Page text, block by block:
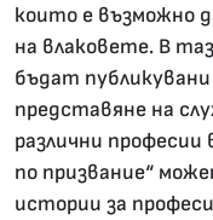
които е възможно
на влаковете. В
бъдат
представяне на
различни
по призвание“
истории за